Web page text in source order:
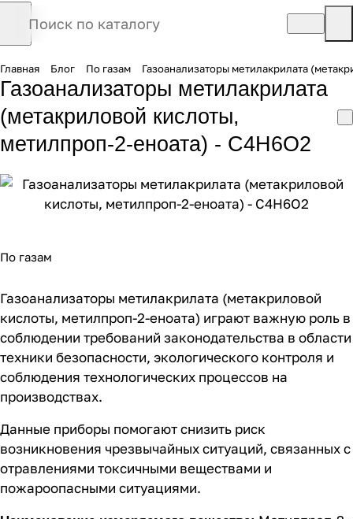
Главная Блог По газам Газоанализаторы метилакрилата
Газоанализаторы метилакрилата
(метакриловой кислоты,
метилпроп-2-еноата) - C4H6O2
По газам
Газоанализаторы метилакрилата (метакриловой
кислоты, метилпроп-2-еноата) играют важную роль в
соблюдении требований законодательства в области
техники безопасности, экологического контроля и
соблюдения технологических процессов на
производствах.
Данные приборы помогают снизить риск
возникновения чрезвычайных ситуаций, связанных с
отравлениями токсичными веществами и
пожароопасными ситуациями.